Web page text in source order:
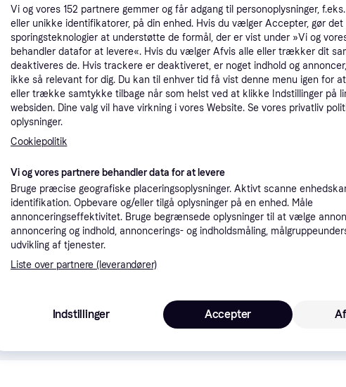
Specifikationer
Laveste pris·29 kr. fragt,1-2 dage
- No Size 40 kr. fragt , 5-10 dage
Vi og vores 152 partnere gemmer og får adgang til personoplysninger,
eller unikke identifikatorer, på din enhed. Hvis du vælger Accepter, gør
sporingsteknologier at understøtte de formål, der er vist under »Vi og
behandler datafor at levere«. Hvis du vælger Afvis alle eller trækker dit
deaktiveres de. Hvis trackere er deaktiveret, er noget indhold og
ikke så relevant for dig. Du kan til enhver tid få vist denne menu igen for
eller trække samtykke tilbage når som helst ved at klikke Indstillinger på
websiden. Dine valg vil have virkning i vores Website. Se vores privatliv
oplysninger.
Cookiepolitik
Vi og vores partnere behandler data for at levere
Bruge præcise geografiske placeringsoplysninger. Aktivt scanne
identifikation. Opbevare og/eller tilgå oplysninger på en enhed. Måle
annonceringseffektivitet. Bruge begrænsede oplysninger til at vælge
annoncering og indhold, annoncerings- og indholdsmåling,
udvikling af tjenester.
Liste over partnere (leverandører)
Indstillinger Accepter